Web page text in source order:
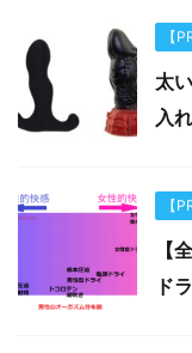
【
太
入
【
【
ド